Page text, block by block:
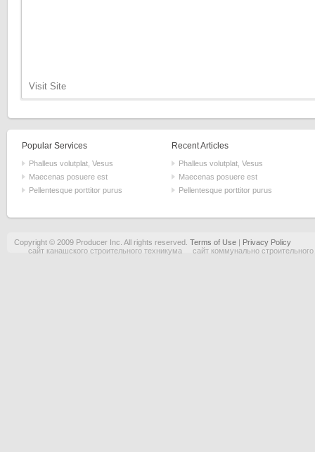
Visit Site
Popular Services
Phalleus volutplat, Vesus
Maecenas posuere est
Pellentesque porttitor purus
Recent Articles
Phalleus volutplat, Vesus
Maecenas posuere est
Pellentesque porttitor purus
Copyright © 2009 Producer Inc. All rights reserved. Terms of Use| Privacy Policy
сайт канашского строительного техникума
сайт коммунально